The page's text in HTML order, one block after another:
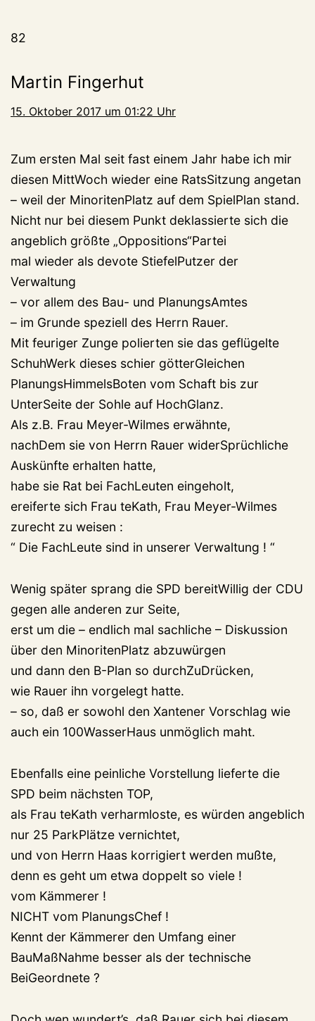
82
Martin Fingerhut
15. Oktober 2017 um 01:22 Uhr
Zum ersten Mal seit fast einem Jahr habe ich mir
diesen MittWoch wieder eine RatsSitzung angetan
– weil der MinoritenPlatz auf dem SpielPlan stand.
Nicht nur bei diesem Punkt deklassierte sich die
angeblich größte „Oppositions“Partei
mal wieder als devote StiefelPutzer der
Verwaltung
– vor allem des Bau- und PlanungsAmtes
– im Grunde speziell des Herrn Rauer.
Mit feuriger Zunge polierten sie das geflügelte
SchuhWerk dieses schier götterGleichen
PlanungsHimmelsBoten vom Schaft bis zur
UnterSeite der Sohle auf HochGlanz.
Als z.B. Frau Meyer-Wilmes erwähnte,
nachDem sie von Herrn Rauer widerSprüchliche
Auskünfte erhalten hatte,
habe sie Rat bei FachLeuten eingeholt,
ereiferte sich Frau teKath, Frau Meyer-Wilmes
zurecht zu weisen :
“ Die FachLeute sind in unserer Verwaltung ! “
Wenig später sprang die SPD bereitWillig der CDU
gegen alle anderen zur Seite,
erst um die – endlich mal sachliche – Diskussion
über den MinoritenPlatz abzuwürgen
und dann den B-Plan so durchZuDrücken,
wie Rauer ihn vorgelegt hatte.
– so, daß er sowohl den Xantener Vorschlag wie
auch ein 100WasserHaus unmöglich maht.
Ebenfalls eine peinliche Vorstellung lieferte die
SPD beim nächsten TOP,
als Frau teKath verharmloste, es würden angeblich
nur 25 ParkPlätze vernichtet,
und von Herrn Haas korrigiert werden mußte,
denn es geht um etwa doppelt so viele !
vom Kämmerer !
NICHT vom PlanungsChef !
Kennt der Kämmerer den Umfang einer
BauMaßNahme besser als der technische
BeiGeordnete ?